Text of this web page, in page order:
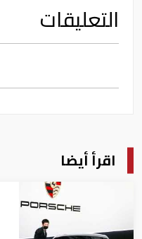
التعليقات
اقرأ أيضا